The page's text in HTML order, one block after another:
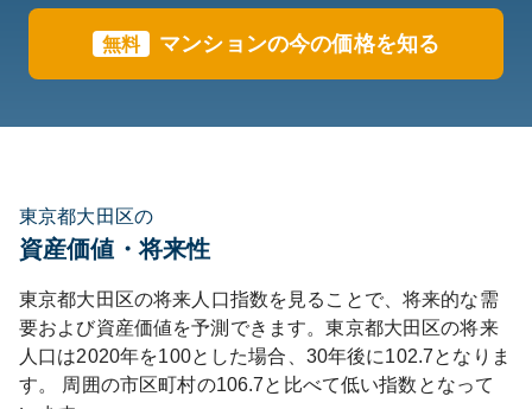
無料 マンションの今の価格を知る
東京都大田区の
資産価値・将来性
東京都大田区の将来人口指数を見ることで、将来的な需
要および資産価値を予測できます。東京都大田区の将来
人口は2020年を100とした場合、30年後に102.7となりま
す。
周囲の市区町村の106.7と比べて低い指数となって